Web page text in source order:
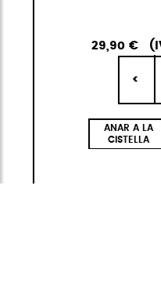
29,90 €
<
ANAR A LA
CISTELLA